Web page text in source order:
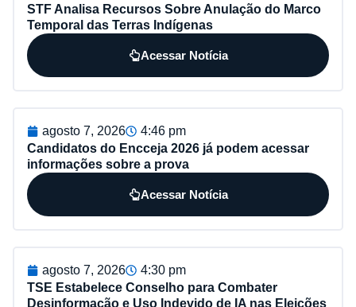
STF Analisa Recursos Sobre Anulação do Marco
Temporal das Terras Indígenas
Acessar Notícia
agosto 7, 2026
4:46 pm
Candidatos do Encceja 2026 já podem acessar
informações sobre a prova
Acessar Notícia
agosto 7, 2026
4:30 pm
TSE Estabelece Conselho para Combater
Desinformação e Uso Indevido de IA nas Eleições